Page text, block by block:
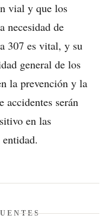
vial y que los
necesidad de
307 es vital, y su
general de los
la prevención y la
accidentes serán
en las